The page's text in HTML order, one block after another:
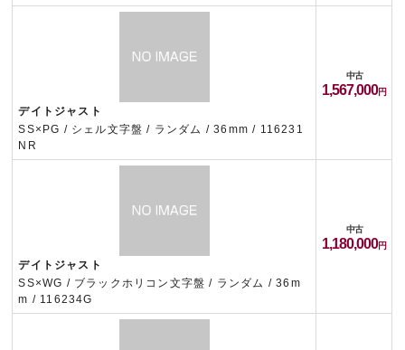
デイトジャスト
SS×PG / シェル文字盤 / ランダム / 36mm / 116231
NR
中古
1,567,000
デイトジャスト
SS×WG / ブラックホリコン文字盤 / ランダム / 36m
m / 116234G
中古
1,180,000